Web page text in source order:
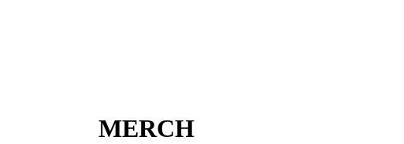
MERCH